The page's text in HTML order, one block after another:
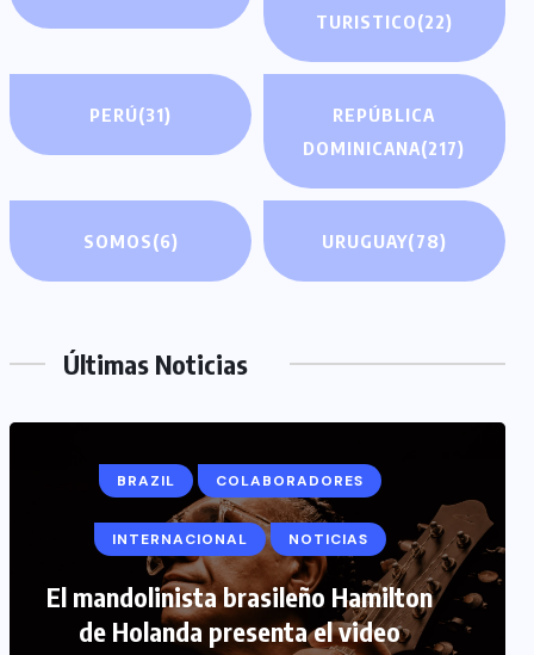
TURISTICO(22)
PERÚ(31)
REPÚBLICA
DOMINICANA(217)
SOMOS(6) URUGUAY(78)
Últimas Noticias
BRAZIL COLABORADORES
INTERNACIONAL NOTICIAS
El mandolinista brasileño Hamilton
de Holanda presenta el video
COLABORADORES INTERNACIONAL
NOTICIAS PERIODISMO TURISTICO